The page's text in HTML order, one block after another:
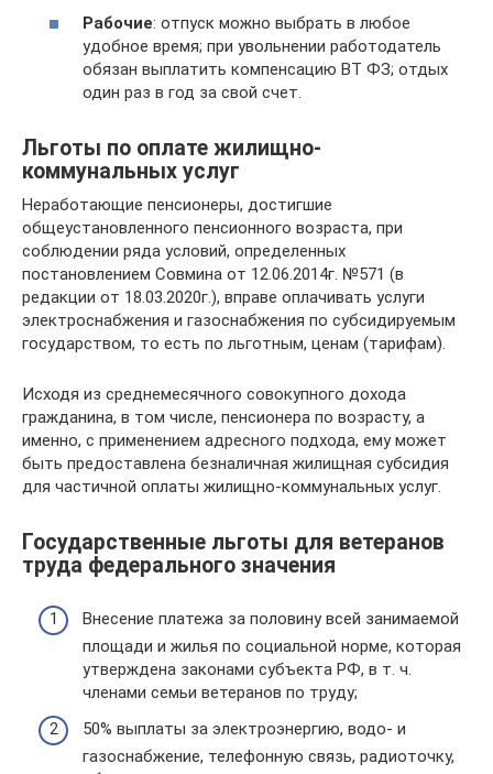
Рабочие: отпуск можно выбрать в любое
удобное время; при увольнении работодатель
обязан выплатить компенсацию ВТ ФЗ; отдых
один раз в год за свой счет.
Льготы по оплате жилищно-
коммунальных услуг
Неработающие пенсионеры, достигшие
общеустановленного пенсионного возраста, при
соблюдении ряда условий, определенных
постановлением Совмина от 12.06.2014г. №571 (в
редакции от 18.03.2020г.), вправе оплачивать услуги
электроснабжения и газоснабжения по субсидируемым
государством, то есть по льготным, ценам (тарифам).
Исходя из среднемесячного совокупного дохода
гражданина, в том числе, пенсионера по возрасту, а
именно, с применением адресного подхода, ему может
быть предоставлена безналичная жилищная субсидия
для частичной оплаты жилищно-коммунальных услуг.
Государственные льготы для ветеранов
труда федерального значения
Внесение платежа за половину всей занимаемой
площади и жилья по социальной норме, которая
утверждена законами субъекта РФ, в т. ч.
членами семьи ветеранов по труду;
50% выплаты за электроэнергию, водо- и
газоснабжение, телефонную связь, радиоточку,